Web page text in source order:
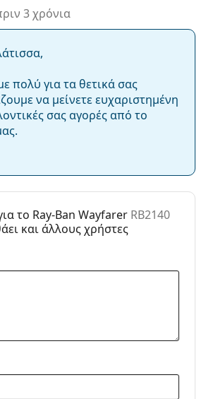
Γυαλιά Ηλίου Επώνυμες Μάρκες
RB2140 661313 50
3 χρόνια
πολύ για τα θετικά σας
να μείνετε ευχαριστημένη
σας αγορές από το
το Ray-Ban Wayfarer RB2140
και άλλους χρήστες